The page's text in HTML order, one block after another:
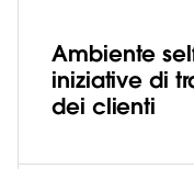
Ambiente
iniziative di
dei clienti